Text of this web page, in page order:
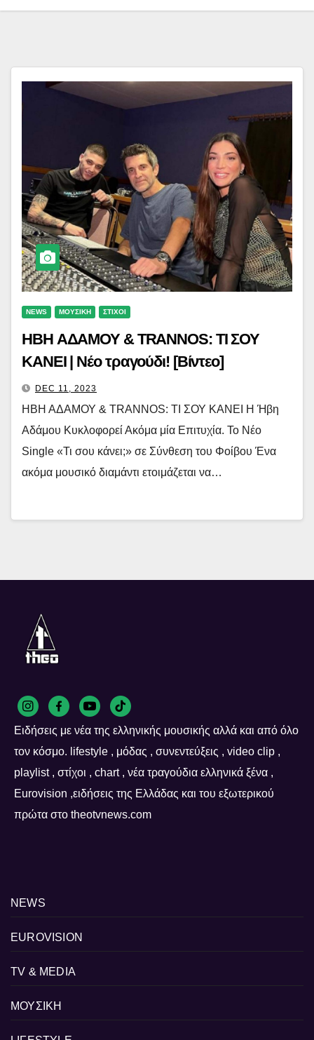
NEWS ΜΟΥΣΙΚΗ ΣΤΙΧΟΙ
ΗΒΗ ΑΔΑΜΟΥ & TRANNOS: ΤΙ ΣΟΥ
ΚΑΝΕΙ | Νέο τραγούδι! [Βίντεο]
DEC 11, 2023
ΗΒΗ ΑΔΑΜΟΥ & TRANNOS: ΤΙ ΣΟΥ ΚΑΝΕΙ Η Ήβη
Αδάμου Κυκλοφορεί Ακόμα μία Επιτυχία. Το Νέο
Single «Τι σου κάνει;» σε Σύνθεση του Φοίβου Ένα
ακόμα μουσικό διαμάντι ετοιμάζεται να…
Ειδήσεις με νέα της ελληνικής μουσικής αλλά και από όλο
τον κόσμο. lifestyle , μόδας , συνεντεύξεις , video clip ,
playlist , στίχοι , chart , νέα τραγούδια ελληνικά ξένα ,
Eurovision ,ειδήσεις της Ελλάδας και του εξωτερικού
πρώτα στο theotvnews.com
NEWS
EUROVISION
TV & MEDIA
ΜΟΥΣΙΚΗ